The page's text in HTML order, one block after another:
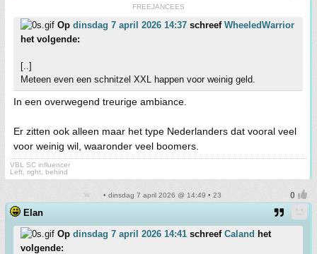
FREEJANCEES
Op dinsdag 7 april 2026 14:37 schreef WheeledWarrior
het volgende:
[..]
Meteen even een schnitzel XXL happen voor weinig geld.
In een overwegend treurige ambiance.
Er zitten ook alleen maar het type Nederlanders dat vooral veel
voor weinig wil, waaronder veel boomers.
VBL SC influencer
Left, right, behind
• dinsdag 7 april 2026 @ 14:49 • 23
Elan
Op dinsdag 7 april 2026 14:41 schreef Caland het
volgende: